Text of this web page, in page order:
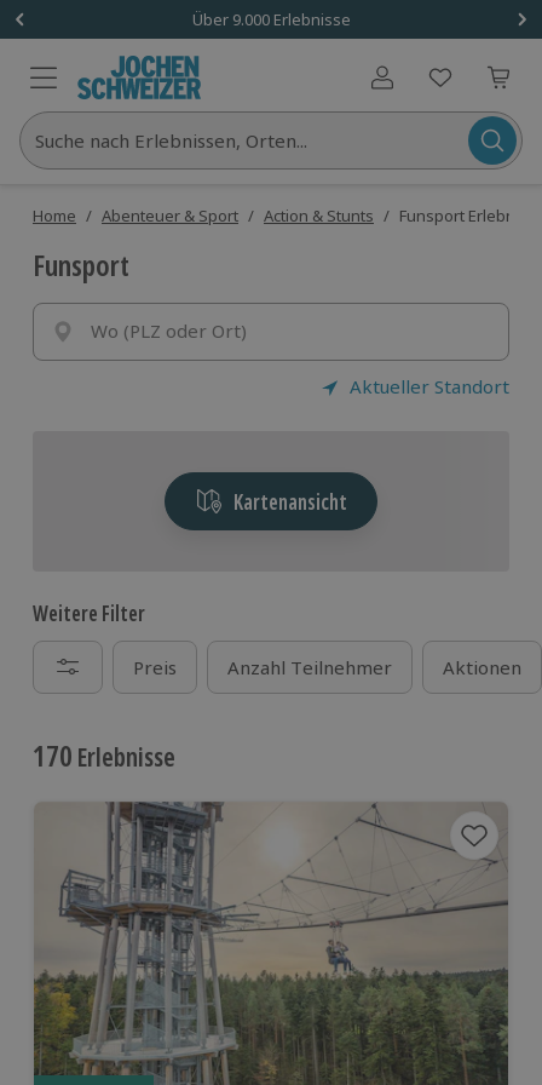
Über 9.000 Erlebnisse
Benutzerkonto
Suche nach Erlebnissen, Orten...
Home / Abenteuer & Sport / Action & Stunts / Funsport
Funsport
Wo (PLZ oder Ort)
Aktueller Standort
Kartenansicht
Weitere Filter
Preis Anzahl Teilnehmer Aktionen
170 Erlebnisse